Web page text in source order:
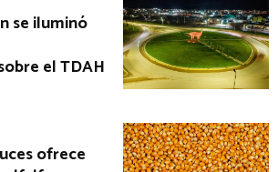
se iluminó
el TDAH
ofrece